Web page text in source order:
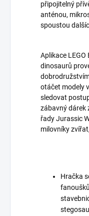
připojitelný
anténou,
spoustou
Aplikace
dinosaurů
otáčet modely
sledovat
zábavný dárek
řady Jurassic
milovníky
Hračka